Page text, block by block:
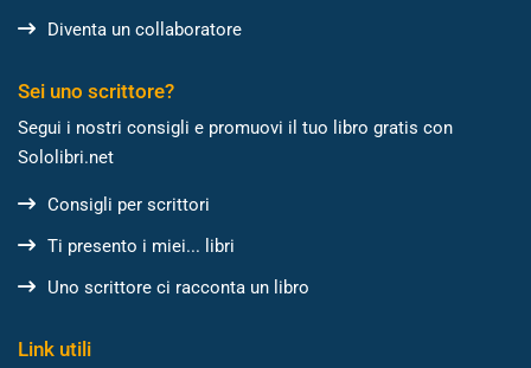
Diventa un collaboratore
Sei uno scrittore?
Segui i nostri consigli e promuovi il tuo libro gratis con
Sololibri.net
Consigli per scrittori
Ti presento i miei... libri
Uno scrittore ci racconta un libro
Link utili